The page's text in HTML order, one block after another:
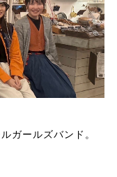
ガールズバンド。